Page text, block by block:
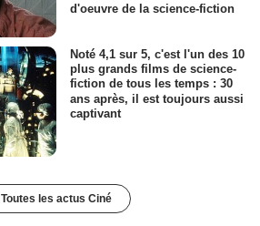
d'oeuvre de la science-fiction
Noté 4,1 sur 5, c'est l'un des 10
plus grands films de science-
fiction de tous les temps : 30
ans après, il est toujours aussi
captivant
Toutes les actus Ciné